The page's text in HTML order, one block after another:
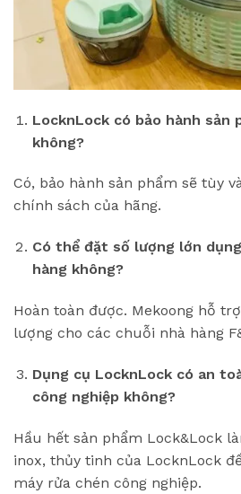
LocknLock có bảo hành sản
không?
Có, bảo hành sản phẩm sẽ tùy
chính sách của hãng.
Có thể đặt số lượng lớn
hàng không?
Hoàn toàn được. Mekoong hỗ
lượng cho các chuỗi nhà hàng
Dụng cụ LocknLock có an
công nghiệp không?
Hầu hết sản phẩm Lock&Lock
inox, thủy tinh của LocknLock
máy rửa chén công nghiệp.